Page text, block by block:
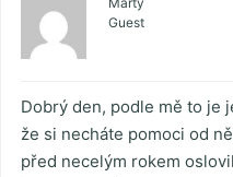
Guest
Dobrý den, podle mě to je
že si necháte pomoci od
před necelým rokem